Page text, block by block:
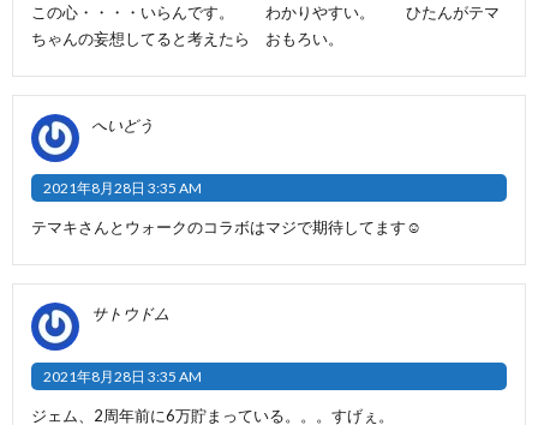
この心・・・・いらんです。 わかりやすい。 ひたんがテマ
ちゃんの妄想してると考えたら おもろい。
へいどう
2021年8月28日 3:35 AM
テマキさんとウォークのコラボはマジで期待してます☺️
サトウドム
2021年8月28日 3:35 AM
ジェム、2周年前に6万貯まっている。。。すげぇ。